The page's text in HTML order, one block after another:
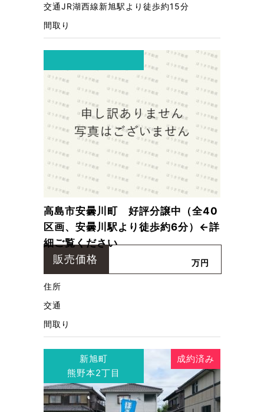
交通JR湖西線新旭駅より徒歩約15分
間取り
高島市安曇川町 好評分譲中（全40
区画、安曇川駅より徒歩約6分）←詳
細ご覧ください
販売価格 万円
住所
交通
間取り
新旭町
熊野本2丁目
成約済み